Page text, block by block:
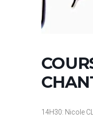
14H30: Nicole